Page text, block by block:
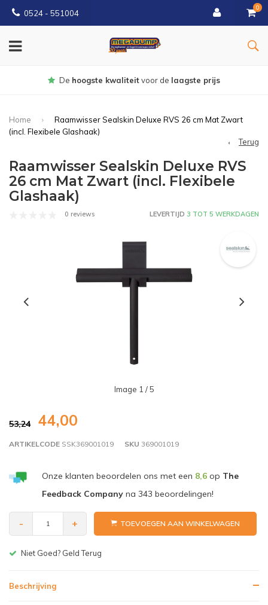
0524 - 551004
0
Gratisbezorgd vanaf
Home
Raamwisser Sealskin Deluxe RVS 26 cm Mat Zwart
(incl. Flexibele Glashaak)
Terug
Raamwisser Sealskin Deluxe RVS
26 cm Mat Zwart (incl. Flexibele
Glashaak)
0 reviews LEVERTIJD 3 TOT 5 WERKDAGEN
Image 1 / 5
53,24 44,00
ARTIKELCODE SSK369001019 SKU 369001019
Onze klanten beoordelen ons met een 8,6op The
Feedback Companyna 343 beoordelingen!
- + TOEVOEGEN AAN WINKELWAGEN
Beschrijving